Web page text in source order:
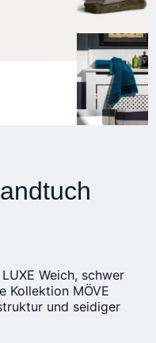
Weich, schwer
Kollektion MÖVE
und seidiger